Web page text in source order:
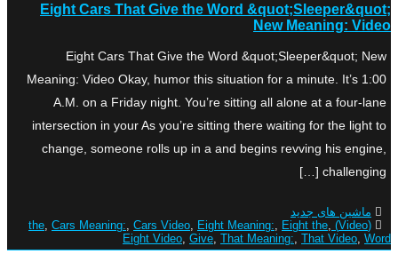
Eight Cars That Give the Word &quot;Sleeper&quot;
New Meaning: Video
Eight Cars That Give the Word &quot;Sleeper&quot; New
Meaning: Video Okay, humor this situation for a minute. It’s 1:00
A.M. on a Friday night. You’re sitting all alone at a four-lane
intersection in your As you’re sitting there waiting for the light to
change, someone rolls up in a and begins revving his engine,
challenging […]
ماشین های جدید
(Video) the
Cars Meaning: Cars Video Eight Meaning: Eight the
Eight Video Give That Meaning: That Video Word